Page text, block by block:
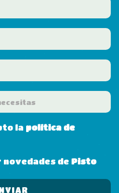
la política de
de Pisto